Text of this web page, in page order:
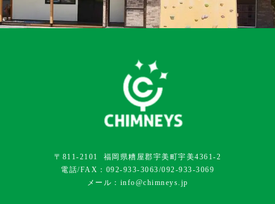
〒811-2101 福岡県糟屋郡宇美町宇美4361-2
電話/FAX：092-933-3063/092-933-3069
メール：info@chimneys.jp